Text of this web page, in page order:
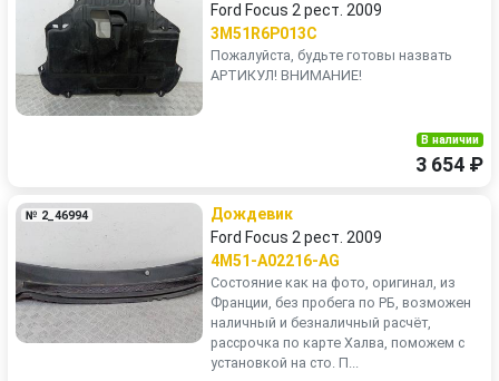
Ford Focus 2 рест. 2009
3M51R6P013C
Пожалуйста, будьте готовы назвать
АРТИКУЛ! ВНИМАНИЕ!
В наличии
3 654 ₽
№ 2_46994
Дождевик
Ford Focus 2 рест. 2009
4M51-A02216-AG
Состояние как на фото, оригинал, из
Франции, без пробега по РБ, возможен
наличный и безналичный расчёт,
рассрочка по карте Халва, поможем с
установкой на сто. П...